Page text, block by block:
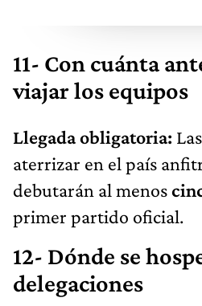
11- Con cuánta
viajar los equipos
Llegada obligatoria:
aterrizar en el país
debutarán al menos
primer partido oficial.
12- Dónde se
delegaciones